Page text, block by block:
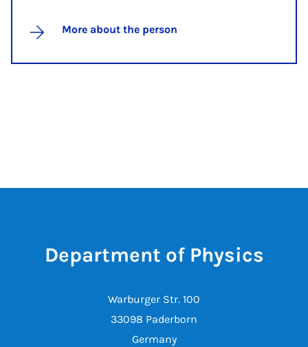
More about the person
Department of Physics
Warburger Str. 100
33098 Paderborn
Germany